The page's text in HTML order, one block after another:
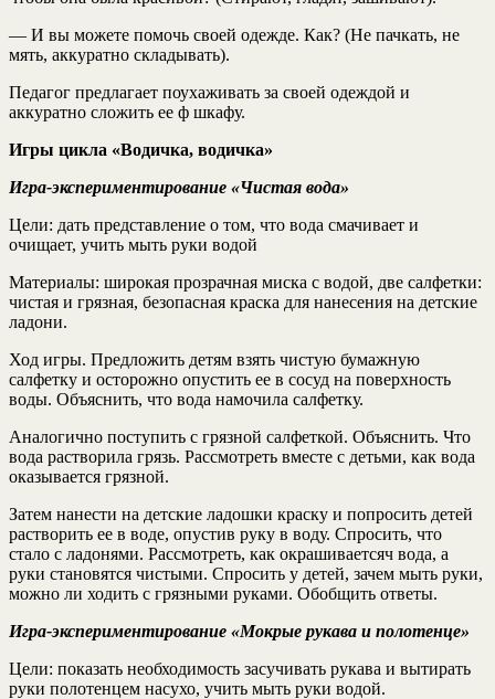
— И вы можете помочь своей одежде. Как? (Не пачкать, не
мять, аккуратно складывать).
Педагог предлагает поухаживать за своей одеждой и
аккуратно сложить ее ф шкафу.
Игры цикла «Водичка, водичка»
Игра-экспериментирование «Чистая вода»
Цели: дать представление о том, что вода смачивает и
очищает, учить мыть руки водой
Материалы: широкая прозрачная миска с водой, две салфетки:
чистая и грязная, безопасная краска для нанесения на детские
ладони.
Ход игры. Предложить детям взять чистую бумажную
салфетку и осторожно опустить ее в сосуд на поверхность
воды. Объяснить, что вода намочила салфетку.
Аналогично поступить с грязной салфеткой. Объяснить. Что
вода растворила грязь. Рассмотреть вместе с детьми, как вода
оказывается грязной.
Затем нанести на детские ладошки краску и попросить детей
растворить ее в воде, опустив руку в воду. Спросить, что
стало с ладонями. Рассмотреть, как окрашиваетсяч вода, а
руки становятся чистыми. Спросить у детей, зачем мыть руки,
можно ли ходить с грязными руками. Обобщить ответы.
Игра-экспериментирование «Мокрые рукава и полотенце»
Цели: показать необходимость засучивать рукава и вытирать
руки полотенцем насухо, учить мыть руки водой.